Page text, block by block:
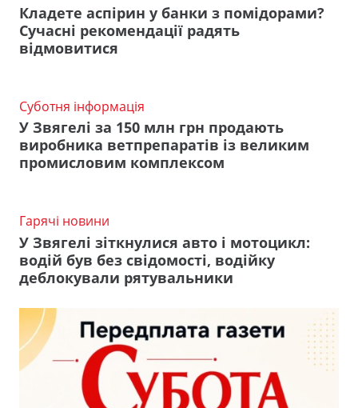
Кладете аспірин у банки з помідорами?
Сучасні рекомендації радять
відмовитися
Суботня інформація
У Звягелі за 150 млн грн продають
виробника ветпрепаратів із великим
промисловим комплексом
Гарячі новини
У Звягелі зіткнулися авто і мотоцикл:
водій був без свідомості, водійку
деблокували рятувальники